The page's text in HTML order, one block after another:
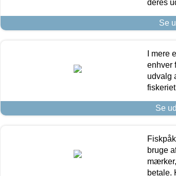
deres
Se
I mere
enhver
udvalg
Se
bruge
betale.